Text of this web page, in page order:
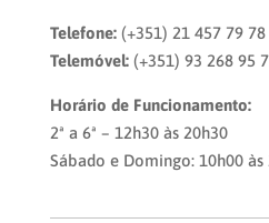
Telefone:(+351) 21 457 79 78
Telemóvel:(+351) 93 268 95
Horário de Funcionamento:
2ª a 6ª – 12h30 às 20h30
Sábado e Domingo: 10h00 às